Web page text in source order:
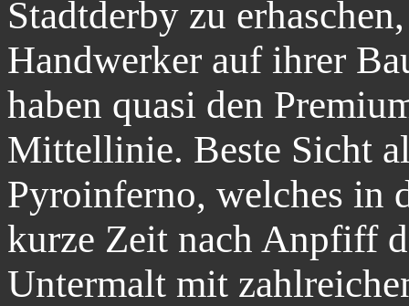
Stadtderby zu
Handwerker auf ihrer
haben quasi den
Mittellinie. Beste Sicht
Pyroinferno, welches in
kurze Zeit nach Anpfiff
Untermalt mit